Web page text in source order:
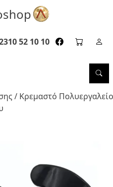
52 10 10 facebook
cart
/ Κρεμαστό Πολυεργαλείο